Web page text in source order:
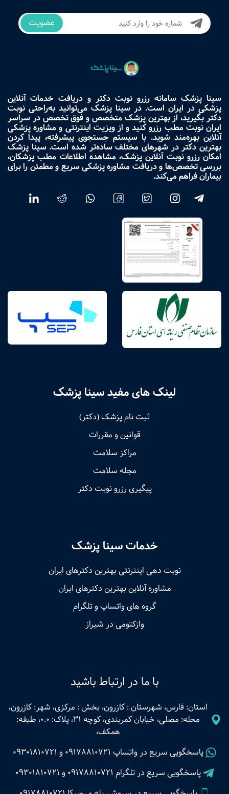
عضویت
سینا پزشک سامانه رزرو نوبت دکتر و دریافت خدمات آنلاین
پزشکی در ایران است. در سینا پزشک می‌توانید به‌راحتی نوبت
دکتر بگیرید، از بهترین پزشک متخصص و فوق تخصص در سراسر
ایران نوبت مطب رزرو کنید و از ویزیت اینترنتی و مشاوره پزشکی
آنلاین بهره‌مند شوید. با سیستم جستجوی پیشرفته، پیدا کردن
بهترین دکتر در شهرهای مختلف ساده‌تر شده است. سینا پزشک
امکان رزرو نوبت آنلاین پزشک، مشاهده اطلاعات مطب پزشکان،
بررسی تخصص‌ها و دریافت مشاوره پزشکی سریع و مطمئن را برای
بیماران فراهم می‌کند.
لینک های مفید سینا پزشک
ثبت نام پزشک (دکتر)
قوانین و مقررات
مراکز سلامت
مجله سلامت
پیگیری رزرو نوبت دکتر
خدمات سینا پزشک
نوبت‌ دهی اینترنتی بهترین دکترهای ایران
مشاوره آنلاین بهترین دکترهای ایران
گروه های واتساپ و تلگرام
وازکتومی در شیراز
با ما در ارتباط باشید
استان: فارس، شهرستان : کازرون، بخش : مرکزی، شهر: کازرون،
محله: مصلی، خیابان کمربندی، کوچه 31، پلاک: 0.0، طبقه:
همکف،
پاسخگویی سریع در واتساپ 09178810721 و 09301810721
پاسخگویی سریع در تلگرام 09178810721 و 09301810721